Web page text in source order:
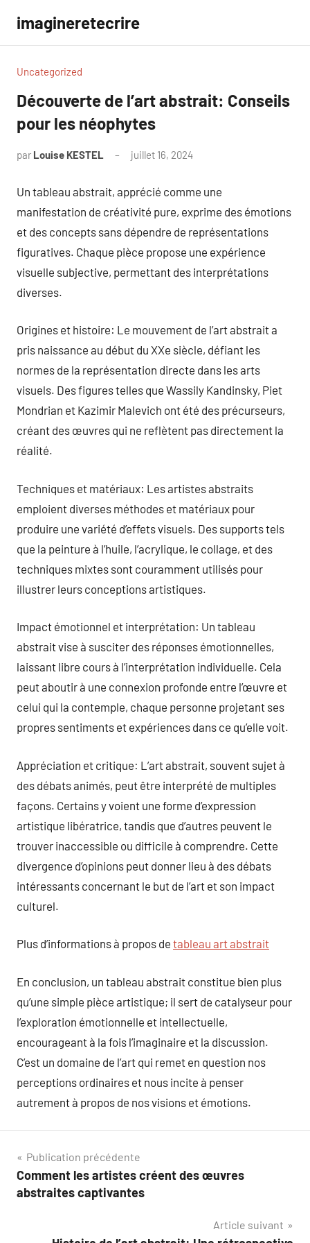
contenu
imagineretecrire
Uncategorized
Découverte de l’art abstrait: Conseils
pour les néophytes
par Louise KESTEL juillet 16, 2024
Un tableau abstrait, apprécié comme une
manifestation de créativité pure, exprime des émotions
et des concepts sans dépendre de représentations
figuratives. Chaque pièce propose une expérience
visuelle subjective, permettant des interprétations
diverses.
Origines et histoire: Le mouvement de l’art abstrait a
pris naissance au début du XXe siècle, défiant les
normes de la représentation directe dans les arts
visuels. Des figures telles que Wassily Kandinsky, Piet
Mondrian et Kazimir Malevich ont été des précurseurs,
créant des œuvres qui ne reflètent pas directement la
réalité.
Techniques et matériaux: Les artistes abstraits
emploient diverses méthodes et matériaux pour
produire une variété d’effets visuels. Des supports tels
que la peinture à l’huile, l’acrylique, le collage, et des
techniques mixtes sont couramment utilisés pour
illustrer leurs conceptions artistiques.
Impact émotionnel et interprétation: Un tableau
abstrait vise à susciter des réponses émotionnelles,
laissant libre cours à l’interprétation individuelle. Cela
peut aboutir à une connexion profonde entre l’œuvre et
celui qui la contemple, chaque personne projetant ses
propres sentiments et expériences dans ce qu’elle voit.
Appréciation et critique: L’art abstrait, souvent sujet à
des débats animés, peut être interprété de multiples
façons. Certains y voient une forme d’expression
artistique libératrice, tandis que d’autres peuvent le
trouver inaccessible ou difficile à comprendre. Cette
divergence d’opinions peut donner lieu à des débats
intéressants concernant le but de l’art et son impact
culturel.
Plus d’informations à propos de tableau art abstrait
En conclusion, un tableau abstrait constitue bien plus
qu’une simple pièce artistique; il sert de catalyseur pour
l’exploration émotionnelle et intellectuelle,
encourageant à la fois l’imaginaire et la discussion.
C’est un domaine de l’art qui remet en question nos
perceptions ordinaires et nous incite à penser
autrement à propos de nos visions et émotions.
Navigation
de
Publication précédente
Comment les artistes créent des œuvres
abstraites captivantes
Article suivant